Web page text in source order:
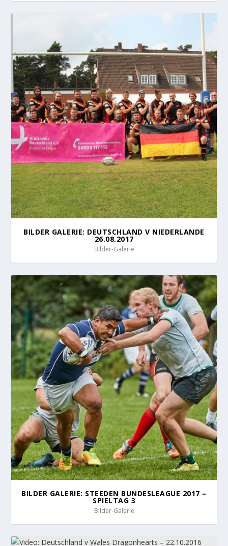
BILDER GALERIE: DEUTSCHLAND V NIEDERLANDE
26.08.2017
Bilder-Galerie
BILDER GALERIE: STEEDEN BUNDESLEAGUE 2017 –
SPIELTAG 3
Bilder-Galerie